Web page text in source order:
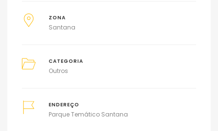
ZONA
Santana
CATEGORIA
Outros
ENDEREÇO
Parque Temático Santana